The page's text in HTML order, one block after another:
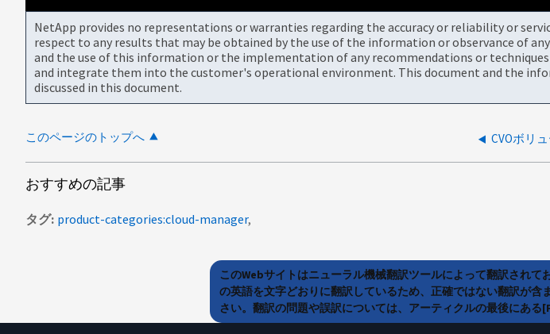
NetApp provides no representations or warranties regarding the accuracy or reliability or
respect to any results that may be obtained by the use of the information or observance of
and the use of this information or the implementation of any recommendations or
and integrate them into the customer's operational environment. This document and the
discussed in this document.
このページのトップへ
おすすめの記事
タグ product-categories:cloud-manager
このWebサイトはニューラル機械翻訳ツールによって翻訳され
の英語を文字どおりに翻訳しているため、正確ではない翻訳が
さい。翻訳の問題や誤訳については、アーティクルの最後にある